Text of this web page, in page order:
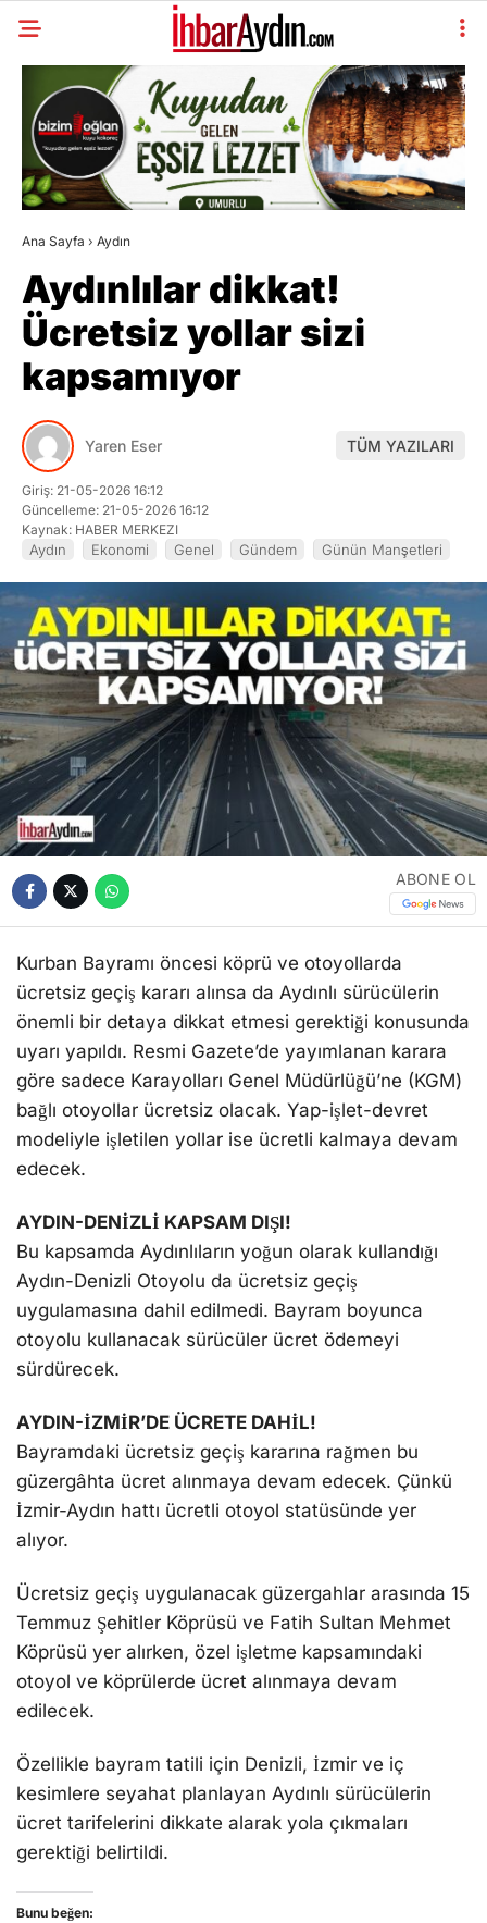
Ana Sayfa › Aydın
Aydınlılar dikkat!
Ücretsiz yollar sizi
kapsamıyor
Yaren Eser TÜM YAZILARI
Giriş: 21-05-2026 16:12
Güncelleme: 21-05-2026 16:12
Kaynak: HABER MERKEZI
Aydın Ekonomi Genel Gündem Günün Manşetleri
ABONE OL
Kurban Bayramı öncesi köprü ve otoyollarda
ücretsiz geçiş kararı alınsa da Aydınlı sürücülerin
önemli bir detaya dikkat etmesi gerektiği konusunda
uyarı yapıldı. Resmi Gazete’de yayımlanan karara
göre sadece Karayolları Genel Müdürlüğü’ne (KGM)
bağlı otoyollar ücretsiz olacak. Yap-işlet-devret
modeliyle işletilen yollar ise ücretli kalmaya devam
edecek.
AYDIN-DENİZLİ KAPSAM DIŞI!
Bu kapsamda Aydınlıların yoğun olarak kullandığı
Aydın-Denizli Otoyolu da ücretsiz geçiş
uygulamasına dahil edilmedi. Bayram boyunca
otoyolu kullanacak sürücüler ücret ödemeyi
sürdürecek.
AYDIN-İZMİR’DE ÜCRETE DAHİL!
Bayramdaki ücretsiz geçiş kararına rağmen bu
güzergâhta ücret alınmaya devam edecek. Çünkü
İzmir-Aydın hattı ücretli otoyol statüsünde yer
alıyor.
Ücretsiz geçiş uygulanacak güzergahlar arasında 15
Temmuz Şehitler Köprüsü ve Fatih Sultan Mehmet
Köprüsü yer alırken, özel işletme kapsamındaki
otoyol ve köprülerde ücret alınmaya devam
edilecek.
Özellikle bayram tatili için Denizli, İzmir ve iç
kesimlere seyahat planlayan Aydınlı sürücülerin
ücret tarifelerini dikkate alarak yola çıkmaları
gerektiği belirtildi.
Bunu beğen: